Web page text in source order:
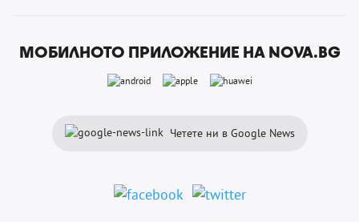
МОБИЛНОТО ПРИЛОЖЕНИЕ НА NOVA.BG
Четете ни в Google News